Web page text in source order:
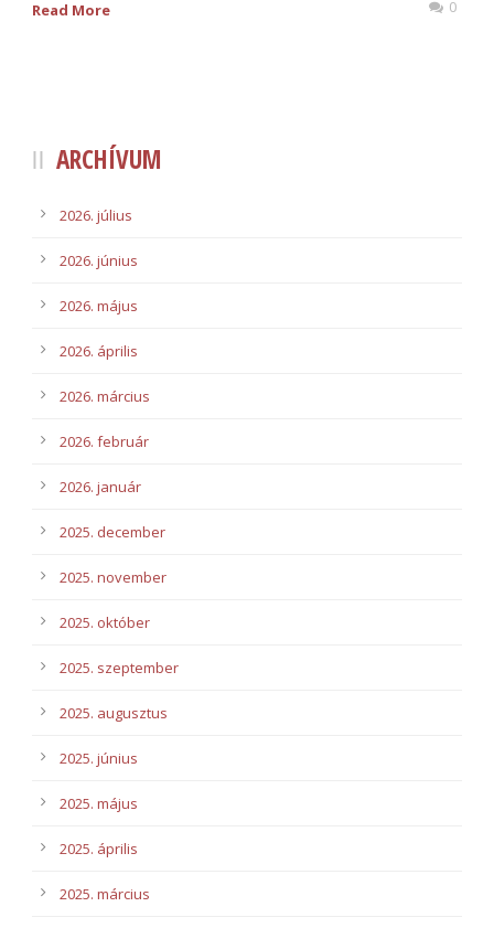
Read More 0
ARCHÍVUM
2026. július
2026. június
2026. május
2026. április
2026. március
2026. február
2026. január
2025. december
2025. november
2025. október
2025. szeptember
2025. augusztus
2025. június
2025. május
2025. április
2025. március